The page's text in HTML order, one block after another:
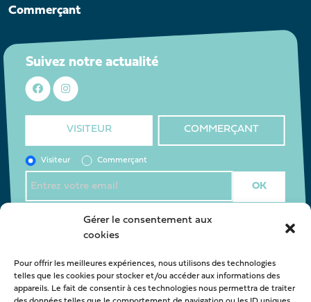
Gérer le consentement aux
cookies
Pour offrir les meilleures expériences, nous utilisons des technologies
telles que les cookies pour stocker et/ou accéder aux informations des
appareils. Le fait de consentir à ces technologies nous permettra de traiter
Commerçant
Suivez notre actualité
VISITEUR COMMERÇANT
Visiteur Commerçant
Nous contacter
oca@latestedebuch.fr